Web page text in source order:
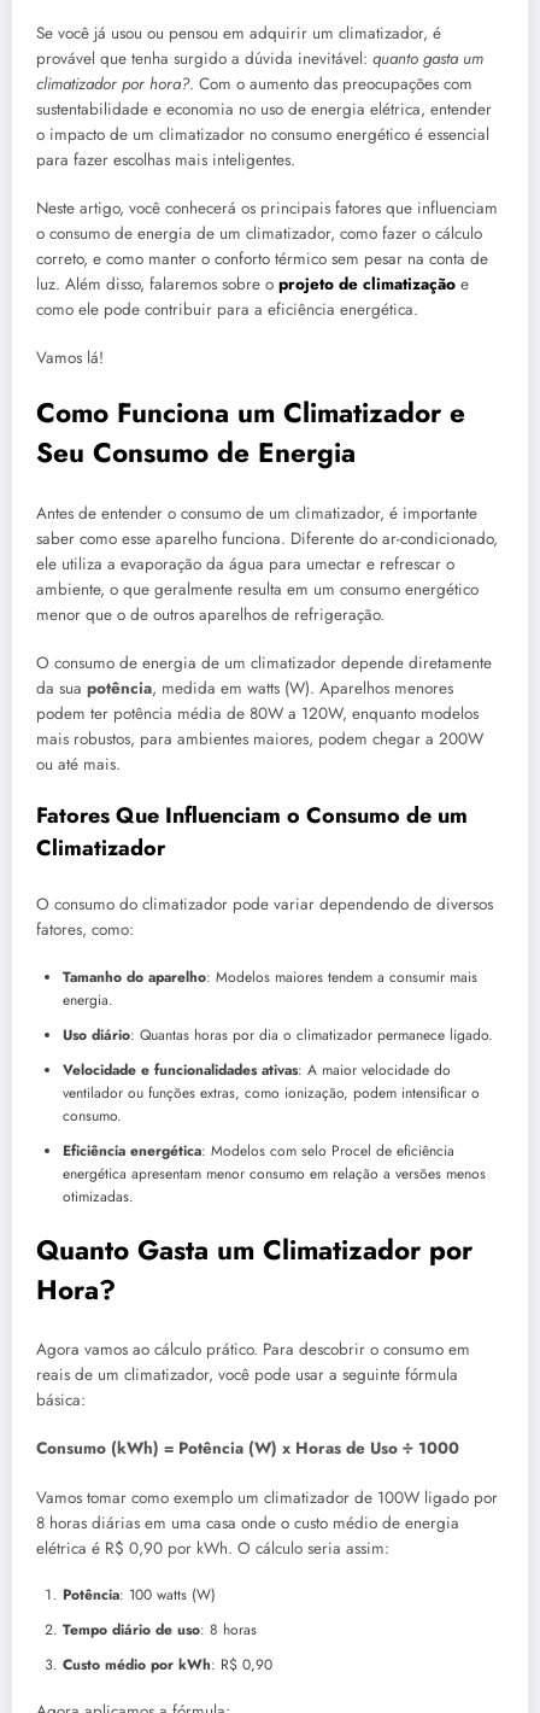
Se você já usou ou pensou em adquirir um climatizador, é
provável que tenha surgido a dúvida inevitável: quanto gasta um
climatizador por hora?. Com o aumento das preocupações com
sustentabilidade e economia no uso de energia elétrica, entender
o impacto de um climatizador no consumo energético é essencial
para fazer escolhas mais inteligentes.
Neste artigo, você conhecerá os principais fatores que influenciam
o consumo de energia de um climatizador, como fazer o cálculo
correto, e como manter o conforto térmico sem pesar na conta de
luz. Além disso, falaremos sobre o projeto de climatização e
como ele pode contribuir para a eficiência energética.
Vamos lá!
Como Funciona um Climatizador e
Seu Consumo de Energia
Antes de entender o consumo de um climatizador, é importante
saber como esse aparelho funciona. Diferente do ar-condicionado,
ele utiliza a evaporação da água para umectar e refrescar o
ambiente, o que geralmente resulta em um consumo energético
menor que o de outros aparelhos de refrigeração.
O consumo de energia de um climatizador depende diretamente
da sua potência, medida em watts (W). Aparelhos menores
podem ter potência média de 80W a 120W, enquanto modelos
mais robustos, para ambientes maiores, podem chegar a 200W
ou até mais.
Fatores Que Influenciam o Consumo de um
Climatizador
O consumo do climatizador pode variar dependendo de diversos
fatores, como:
Tamanho do aparelho: Modelos maiores tendem a consumir mais
energia.
Uso diário: Quantas horas por dia o climatizador permanece ligado.
Velocidade e funcionalidades ativas: A maior velocidade do
ventilador ou funções extras, como ionização, podem intensificar o
consumo.
Eficiência energética: Modelos com selo Procel de eficiência
energética apresentam menor consumo em relação a versões menos
otimizadas.
Quanto Gasta um Climatizador por
Hora?
Agora vamos ao cálculo prático. Para descobrir o consumo em
reais de um climatizador, você pode usar a seguinte fórmula
básica:
Consumo (kWh) = Potência (W) x Horas de Uso ÷ 1000
Vamos tomar como exemplo um climatizador de 100W ligado por
8 horas diárias em uma casa onde o custo médio de energia
elétrica é R$ 0,90 por kWh. O cálculo seria assim:
Potência: 100 watts (W)
Tempo diário de uso: 8 horas
Custo médio por kWh: R$ 0,90